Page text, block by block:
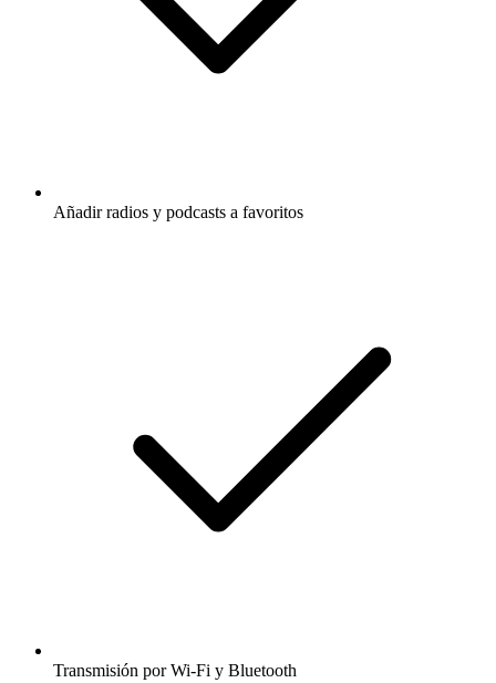
Añadir radios y podcasts a favoritos
Transmisión por Wi-Fi y Bluetooth